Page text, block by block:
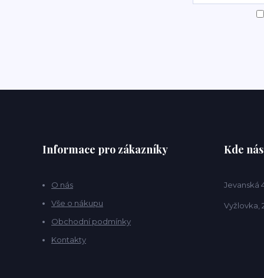
Informace pro zákazníky
O nás
Vše o nákupu
Obchodní podmínky
Kontakty
Kde
Jevanská
Vyžlovka,